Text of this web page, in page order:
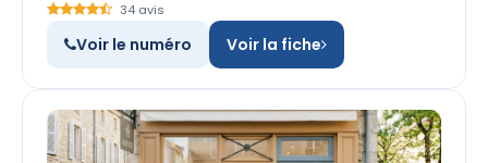
34 avis
Voir le numéro Voir la fiche